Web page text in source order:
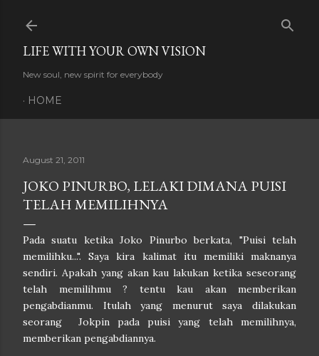
LIFE WITH YOUR OWN VISION
New soul, new spirit for everybody
HOME
August 21, 2011
JOKO PINURBO, LELAKI DIMANA PUISI
TELAH MEMILIHNYA
Pada suatu ketika Joko Pinurbo berkata, "Puisi telah
memilihku...". Saya kira kalimat itu memiliki maknanya
sendiri. Apakah yang akan kau lakukan ketika seseorang
telah memilihmu ? tentu kau akan memberikan
pengabdianmu. Itulah yang menurut saya dilakukan
seorang Jokpin pada puisi yang telah memilihnya,
memberikan pengabdiannya.